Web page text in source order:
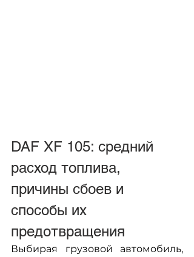
DAF XF 105: средний
расход топлива,
причины сбоев и
способы их
предотвращения
Выбирая грузовой автомобиль,